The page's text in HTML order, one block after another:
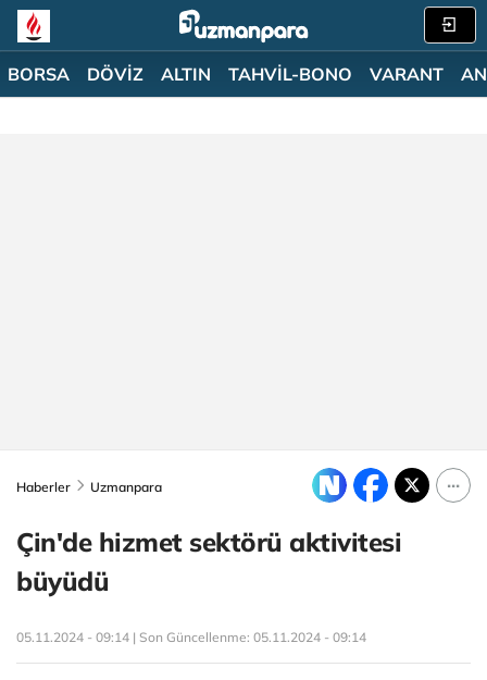
BORSA DÖVİZ ALTIN TAHVİL-BONO VARANT
Haberler Uzmanpara
Çin'de hizmet sektörü aktivitesi
büyüdü
05.11.2024 - 09:14 | Son Güncellenme: 05.11.2024 - 09:14